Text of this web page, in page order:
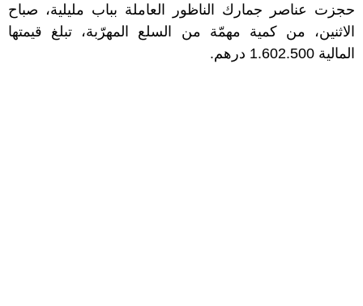
حجزت عناصر جمارك الناظور العاملة بباب مليلية، صباح
الاثنين، من كمية مهمّة من السلع المهرّبة، تبلغ قيمتها
المالية 1.602.500 درهم.